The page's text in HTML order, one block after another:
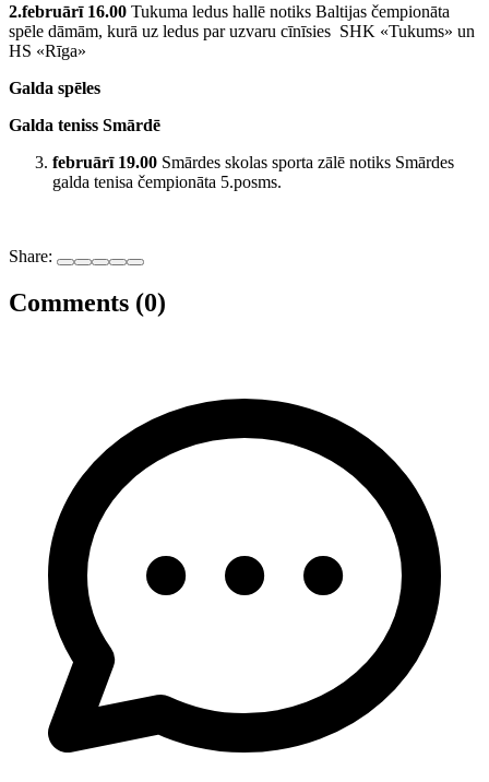
2.februārī 16.00 Tukuma ledus hallē notiks Baltijas čempionāta
spēle dāmām, kurā uz ledus par uzvaru cīnīsies SHK «Tukums» un
HS «Rīga»
Galda spēles
Galda teniss Smārdē
februārī 19.00 Smārdes skolas sporta zālē notiks Smārdes
galda tenisa čempionāta 5.posms.
Share:
Comments (0)